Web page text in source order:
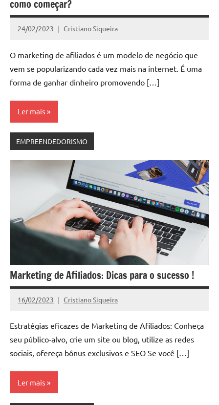
como começar?
24/02/2023 Cristiano Siqueira
Nenhum
O marketing de afiliados é um modelo de negócio que
vem se popularizando cada vez mais na internet. É uma
forma de ganhar dinheiro promovendo […]
Ler mais
EMPREENDEDORISMO
Marketing de Afiliados: Dicas para o sucesso !
16/02/2023 Cristiano Siqueira
Nenhum
Estratégias eficazes de Marketing de Afiliados: Conheça
seu público-alvo, crie um site ou blog, utilize as redes
sociais, ofereça bônus exclusivos e SEO Se você […]
Ler mais